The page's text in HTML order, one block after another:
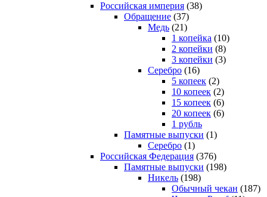
Российская империя (38)
Обращение (37)
Медь (21)
1 копейка (10)
2 копейки (8)
3 копейки (3)
Серебро (16)
5 копеек (2)
10 копеек (2)
15 копеек (6)
20 копеек (6)
1 рубль
Памятные выпуски (1)
Серебро (1)
Российская Федерация (376)
Памятные выпуски (198)
Никель (198)
Обычный чекан (187)